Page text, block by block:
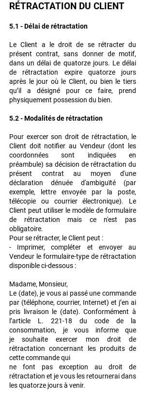
RÉTRACTATION DU CLIENT
5.1 - Délai de rétractation
Le Client a le droit de se rétracter du
présent contrat, sans donner de motif,
dans un délai de quatorze jours. Le délai
de rétractation expire quatorze jours
après le jour où le Client, ou bien le tiers
qu’il a désigné pour ce faire, prend
physiquement possession du bien.
5.2 - Modalités de rétractation
Pour exercer son droit de rétractation, le
Client doit notifier au Vendeur (dont les
coordonnées sont indiquées en
préambule) sa décision de rétractation du
présent contrat au moyen d'une
déclaration dénuée d'ambiguïté (par
exemple, lettre envoyée par la poste,
télécopie ou courrier électronique). Le
Client peut utiliser le modèle de formulaire
de rétractation mais ce n'est pas
obligatoire.
Pour se rétracter, le Client peut :
- Imprimer, compléter et envoyer au
Vendeur le formulaire-type de rétractation
disponibleci-dessous :
Madame, Monsieur,
Le (date), je vous ai passé une commande
par (téléphone, courrier, Internet) et j’en ai
pris
livraison le (date).Conformément à
l’article L. 221-18 du code de la
consommation, je vous informe que
jesouhaite exercer mon droit de
rétractation concernant les produits de
cette commande qui
ne font pas exception au droit de
rétractation et je vous les retournerai dans
les quatorze jours à venir.